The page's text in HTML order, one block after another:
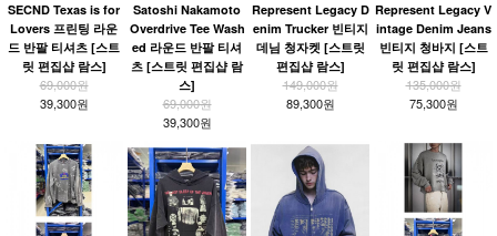
SECND Texas is for
Lovers 프린팅 라운
드 반팔 티셔츠 [스트
릿 편집샵 람스]
69,000원
39,300원
Satoshi Nakamoto
Overdrive Tee Wash
ed 라운드 반팔 티셔
츠 [스트릿 편집샵 람
스]
69,000원
39,300원
Represent Legacy D
enim Trucker 빈티지
데님 청자켓 [스트릿
편집샵 람스]
149,000원
89,300원
Represent Legacy V
intage Denim Jeans
빈티지 청바지 [스트
릿 편집샵 람스]
135,000원
75,300원